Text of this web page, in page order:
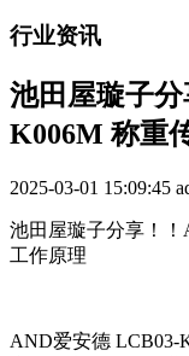
行业资讯
池田屋璇子
K006M 称重
2025-03-01 15:09:45
池田屋璇子分享！
工作原理
AND爱安德 LCB03-